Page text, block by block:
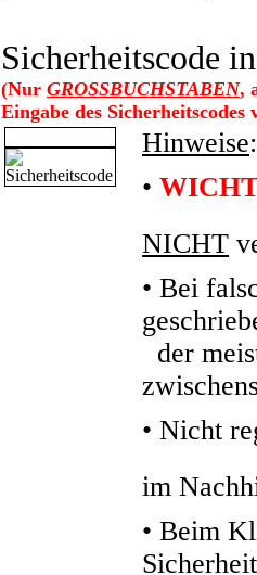
Sicherheitscode
(Nur GROSSBUCHSTABEN,
Eingabe des Sicherheitscodes
Hinweise:
•
NICHT
• Bei
der
• Nicht
im
• Beim